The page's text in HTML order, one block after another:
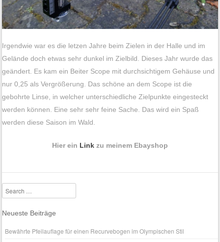
Irgendwie war es die letzen Jahre beim Zielen in der Halle und im
Gelände doch etwas sehr dunkel im Zielbild. Dieses Jahr wurde das
geändert. Es kam ein Beiter Scope mit durchsichtigem Gehäuse und
nur 0,25 als Vergrößerung. Das schöne an dem Scope ist die
gebohrte Linse, in welcher unterschiedliche Zielpunkte eingesteckt
werden können. Eine sehr sehr feine Sache. Das wird ein Spaß
werden diese Saison im Wald.
Hier ein Link zu meinem Ebayshop
Search
Neueste Beiträge
Bewährte Pfeilauflage für einen Recurvebogen im Olympischen Stil